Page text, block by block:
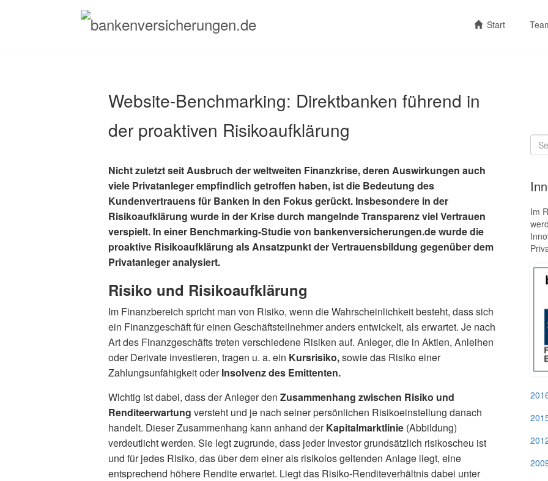
Menu
Start
Website-Benchmarking: Direktbanken führend in
der proaktiven Risikoaufklärung
Nicht zuletzt seit Ausbruch der weltweiten Finanzkrise, deren Auswirkungen auch
viele Privatanleger empfindlich getroffen haben, ist die Bedeutung des
Kundenvertrauens für Banken in den Fokus gerückt. Insbesondere in der
Risikoaufklärung wurde in der Krise durch mangelnde Transparenz viel Vertrauen
verspielt. In einer Benchmarking-Studie von bankenversicherungen.de wurde die
proaktive Risikoaufklärung als Ansatzpunkt der Vertrauensbildung gegenüber dem
Privatanleger analysiert.
Risiko und Risikoaufklärung
Im Finanzbereich spricht man von Risiko, wenn die Wahrscheinlichkeit besteht, dass sich
ein Finanzgeschäft für einen Geschäftsteilnehmer anders entwickelt, als erwartet. Je nach
Art des Finanzgeschäfts treten verschiedene Risiken auf. Anleger, die in Aktien, Anleihen
oder Derivate investieren, tragen u. a. ein Kursrisiko,sowie das Risiko einer
Zahlungsunfähigkeit oderInsolvenz des Emittenten.
Wichtig ist dabei, dass der Anleger den Zusammenhang zwischen Risiko und
Renditeerwartung versteht und je nach seiner persönlichen Risikoeinstellung danach
handelt. Dieser Zusammenhang kann anhand derKapitalmarktlinie (Abbildung)
verdeutlicht werden. Sie legt zugrunde, dass jeder Investor grundsätzlich risikoscheu ist
und für jedes Risiko, das über dem einer als risikolos geltenden Anlage liegt, eine
entsprechend höhere Rendite erwartet. Liegt das Risiko-Renditeverhältnis dabei unter
for:
Im